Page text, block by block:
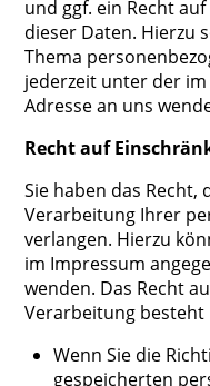
und ggf. ein Recht
dieser Daten. Hierzu
Thema
jederzeit unter der
Adresse an uns
Recht auf
Sie haben das Recht,
Verarbeitung Ihrer
verlangen. Hierzu
im Impressum
wenden. Das Recht
Verarbeitung besteht
Wenn Sie die
gespeicherten